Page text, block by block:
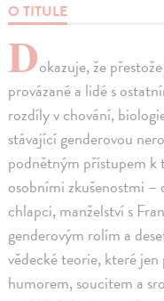
O TITULE
Dokazuje, že
provázané a lidé s
rozdíly v chování,
stávající genderovou
podnětným přístupem k
osobními zkušenostmi –
chlapci, manželství s
genderovým rolím a
vědecké teorie, které
humorem, soucitem a